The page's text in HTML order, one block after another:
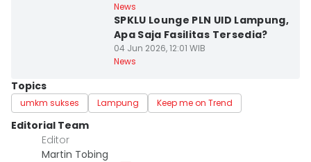
News
SPKLU Lounge PLN UID Lampung,
Apa Saja Fasilitas Tersedia?
04 Jun 2026, 12:01 WIB
News
Topics
umkm sukses Lampung Keep me on Trend
Editorial Team
Editor
Martin Tobing